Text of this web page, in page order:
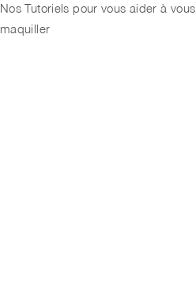
Nos Tutoriels pour vous aider à vous
maquiller